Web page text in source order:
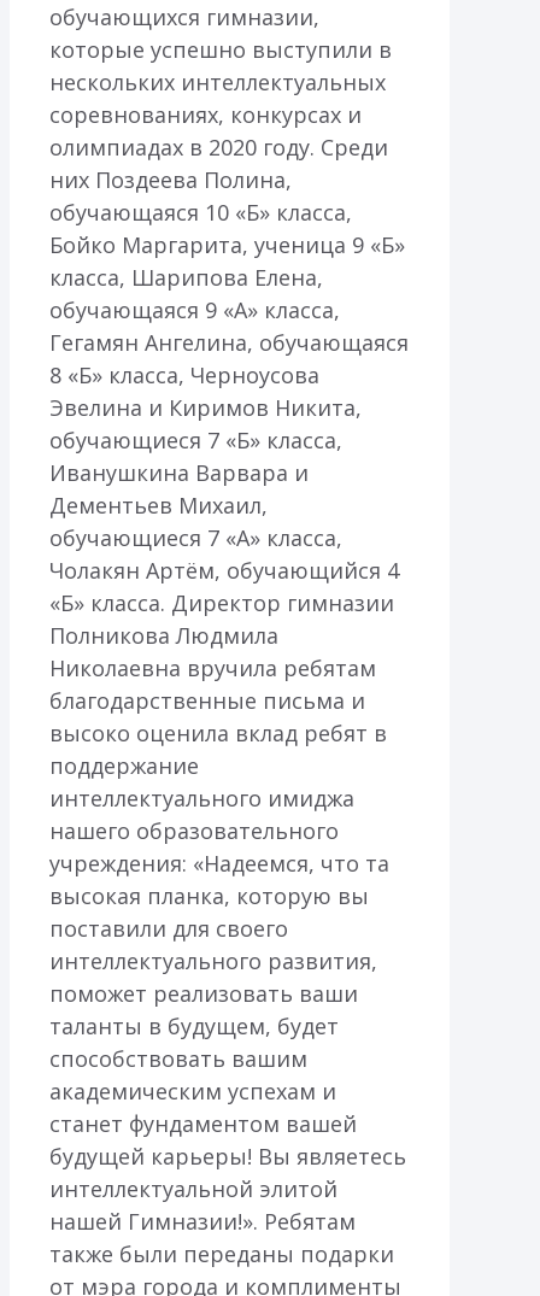
обучающихся гимназии,
которые успешно выступили в
нескольких интеллектуальных
соревнованиях, конкурсах и
олимпиадах в 2020 году. Среди
них Поздеева Полина,
обучающаяся 10 «Б» класса,
Бойко Маргарита, ученица 9 «Б»
класса, Шарипова Елена,
обучающаяся 9 «А» класса,
Гегамян Ангелина, обучающаяся
8 «Б» класса, Черноусова
Эвелина и Киримов Никита,
обучающиеся 7 «Б» класса,
Иванушкина Варвара и
Дементьев Михаил,
обучающиеся 7 «А» класса,
Чолакян Артём, обучающийся 4
«Б» класса. Директор гимназии
Полникова Людмила
Николаевна вручила ребятам
благодарственные письма и
высоко оценила вклад ребят в
поддержание
интеллектуального имиджа
нашего образовательного
учреждения: «Надеемся, что та
высокая планка, которую вы
поставили для своего
интеллектуального развития,
поможет реализовать ваши
таланты в будущем, будет
способствовать вашим
академическим успехам и
станет фундаментом вашей
будущей карьеры! Вы являетесь
интеллектуальной элитой
нашей Гимназии!». Ребятам
также были переданы подарки
от мэра города и комплименты